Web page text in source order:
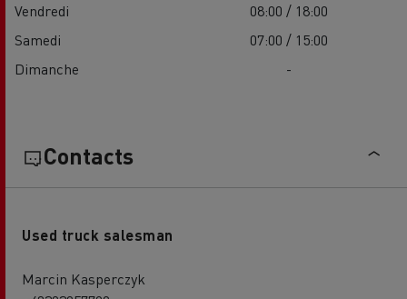
Vendredi
08:00 / 18:00
Samedi
07:00 / 15:00
Dimanche
-
Contacts
Used truck salesman
Marcin Kasperczyk